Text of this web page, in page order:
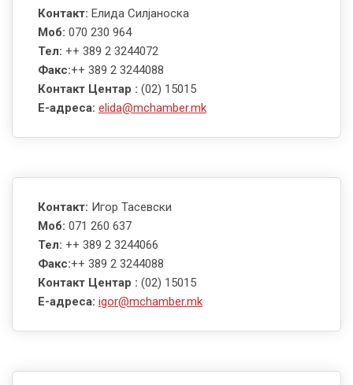
Контакт: Елида Силјаноска
Моб: 070 230 964
Тел: ++ 389 2 3244072
Факс:++ 389 2 3244088
Контакт Центар : (02) 15015
E-адреса: elida@mchamber.mk
Контакт: Игор Тасевски
Моб: 071 260 637
Тел: ++ 389 2 3244066
Факс:++ 389 2 3244088
Контакт Центар : (02) 15015
E-адреса: igor@mchamber.mk